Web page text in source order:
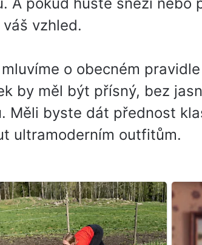
vzhled.
o obecném
by měl být přísný, bez
Měli byste dát přednost
ultramoderním outfitům.